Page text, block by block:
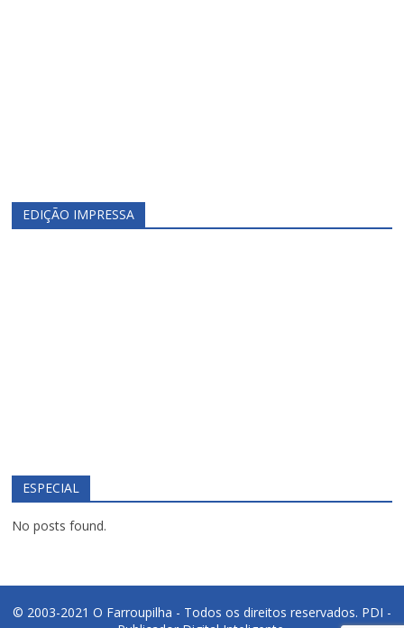
EDIÇÃO IMPRESSA
ESPECIAL
No posts found.
© 2003-2021 O Farroupilha - Todos os direitos reservados. PDI -